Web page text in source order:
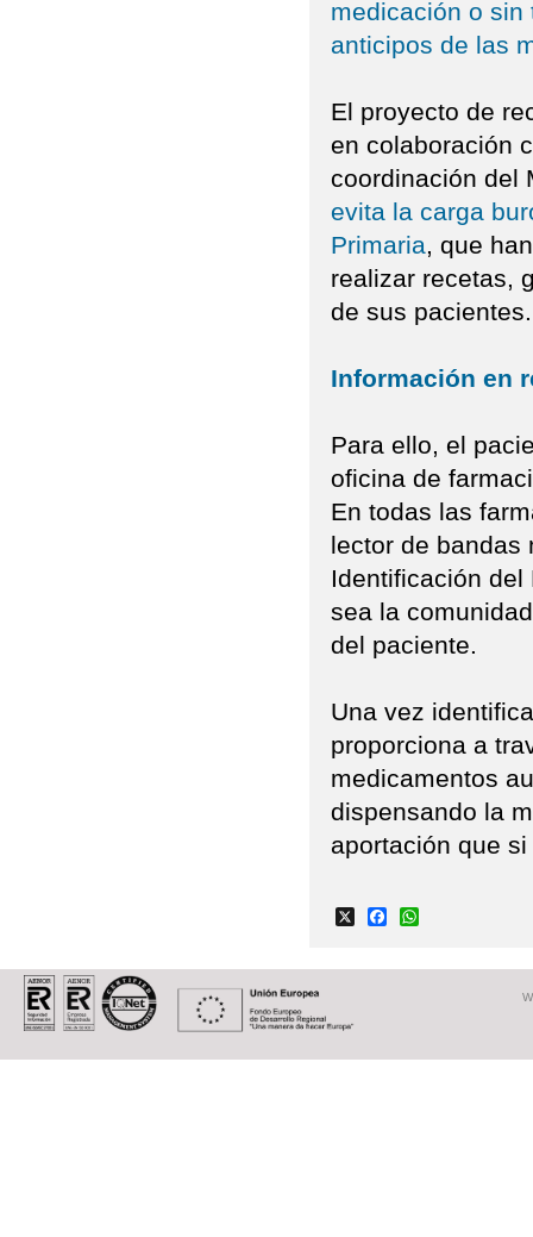
medicación o sin
anticipos de las
El proyecto de
en colaboración
coordinación del
evita la carga
Primaria , que
realizar recetas,
de sus pacientes.
Información en
Para ello, el
oficina de
En todas las
lector de bandas
Identificación
sea la
del paciente.
Una vez
proporciona a
medicamentos
dispensando la
aportación que
Facebook